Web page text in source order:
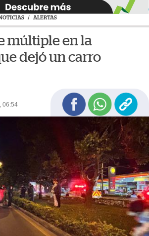
/ ALERTAS
múltiple en la
dejó un carro
06:54